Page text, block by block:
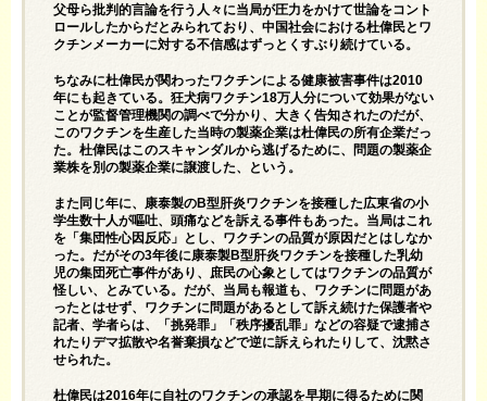
父母ら批判的言論を行う人々に当局が圧力をかけて世論をコント
ロールしたからだとみられており、中国社会における杜偉民とワ
クチンメーカーに対する不信感はずっとくすぶり続けている。
ちなみに杜偉民が関わったワクチンによる健康被害事件は2010
年にも起きている。狂犬病ワクチン18万人分について効果がない
ことが監督管理機関の調べで分かり、大きく告知されたのだが、
このワクチンを生産した当時の製薬企業は杜偉民の所有企業だっ
た。杜偉民はこのスキャンダルから逃げるために、問題の製薬企
業株を別の製薬企業に譲渡した、という。
また同じ年に、康泰製のB型肝炎ワクチンを接種した広東省の小
学生数十人が嘔吐、頭痛などを訴える事件もあった。当局はこれ
を「集団性心因反応」とし、ワクチンの品質が原因だとはしなか
った。だがその3年後に康泰製B型肝炎ワクチンを接種した乳幼
児の集団死亡事件があり、庶民の心象としてはワクチンの品質が
怪しい、とみている。だが、当局も報道も、ワクチンに問題があ
ったとはせず、ワクチンに問題があるとして訴え続けた保護者や
記者、学者らは、「挑発罪」「秩序擾乱罪」などの容疑で逮捕さ
れたりデマ拡散や名誉棄損などで逆に訴えられたりして、沈黙さ
せられた。
杜偉民は2016年に自社のワクチンの承認を早期に得るために関